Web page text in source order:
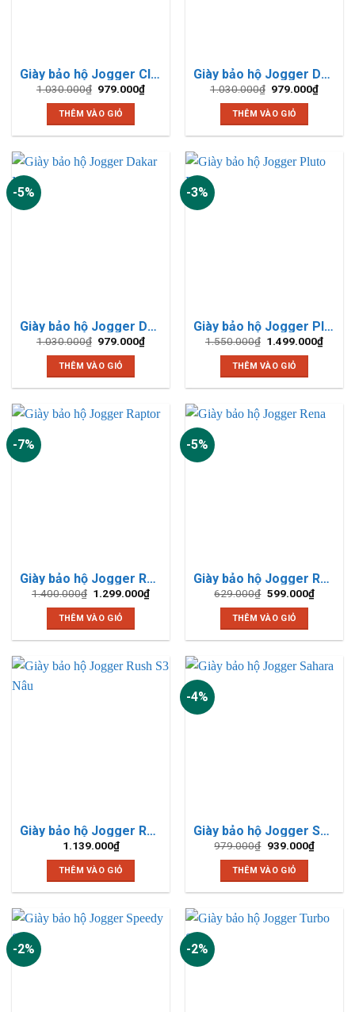
Giày bảo hộ Jogger Climber S3
1.030.000₫ Giá
là:
1.030.000₫.
979.000₫Giá
THÊM VÀO GIỎ
Giày bảo hộ Jogger Dakar Đen
1.030.000₫ Giá
là:
1.030.000₫.
979.000₫Giá
THÊM VÀO GIỎ
-5%
Giày bảo hộ Jogger Dakar Nâu
1.030.000₫ Giá
là:
1.030.000₫.
979.000₫Giá
THÊM VÀO GIỎ
-3%
Giày bảo hộ Jogger Pluto EH
1.550.000₫ Giá
là:
1.550.000₫.
1.499.000₫Giá
THÊM VÀO GIỎ
-7%
Giày bảo hộ Jogger Raptor S1P
1.400.000₫ Giá
là:
1.400.000₫.
1.299.000₫Giá
THÊM VÀO GIỎ
-5%
Giày bảo hộ Jogger Rena
629.000₫ Giá
là:
629.000₫.
599.000₫Giá
hiện
THÊM VÀO GIỎ
Giày bảo hộ Jogger Rush S3 Nâu
1.139.000₫
THÊM VÀO GIỎ
-4%
Giày bảo hộ Jogger Sahara
979.000₫ Giá
là:
979.000₫.
939.000₫Giá
hiện
THÊM VÀO GIỎ
-2% -2%